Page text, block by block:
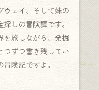
ウェイ、そして妹の
しの冒険譚です。
を旅しながら、発掘
つずつ書き残してい
険記ですよ。